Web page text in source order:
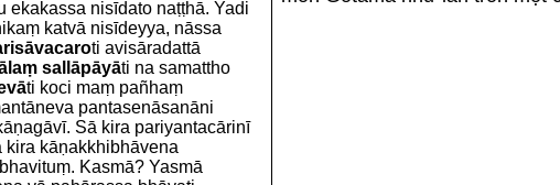
ekakassa nisīdato naṭṭhā. Yadi
katvā nisīdeyya, nāssa
ti avisāradattā
sallāpāyāti na samattho
ti koci maṃ pañhaṃ
pantasenāsanāni
Sā kira pariyantacārinī
kira kāṇakkhibhāvena
Kasmā? Yasmā